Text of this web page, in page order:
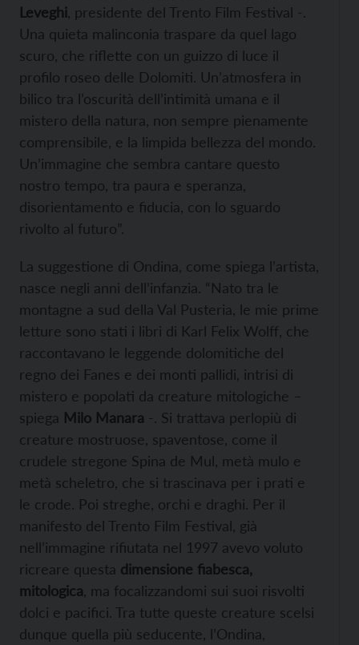
Leveghi , presidente del Trento Film Festival -.
Una quieta malinconia traspare da quel lago
scuro, che riflette con un guizzo di luce il
profilo roseo delle Dolomiti. Un’atmosfera in
bilico tra l’oscurità dell’intimità umana e il
mistero della natura, non sempre pienamente
comprensibile, e la limpida bellezza del mondo.
Un’immagine che sembra cantare questo
nostro tempo, tra paura e speranza,
disorientamento e fiducia, con lo sguardo
rivolto al futuro”.
La suggestione di Ondina, come spiega l’artista,
nasce negli anni dell’infanzia. “Nato tra le
montagne a sud della Val Pusteria, le mie prime
letture sono stati i libri di Karl Felix Wolff, che
raccontavano le leggende dolomitiche del
regno dei Fanes e dei monti pallidi, intrisi di
mistero e popolati da creature mitologiche –
spiega Milo Manara -. Si trattava perlopiù di
creature mostruose, spaventose, come il
crudele stregone Spina de Mul, metà mulo e
metà scheletro, che si trascinava per i prati e
le crode. Poi streghe, orchi e draghi. Per il
manifesto del Trento Film Festival, già
nell’immagine rifiutata nel 1997 avevo voluto
ricreare questa dimensione fiabesca,
mitologica , ma focalizzandomi sui suoi risvolti
dolci e pacifici. Tra tutte queste creature scelsi
dunque quella più seducente, l’Ondina,